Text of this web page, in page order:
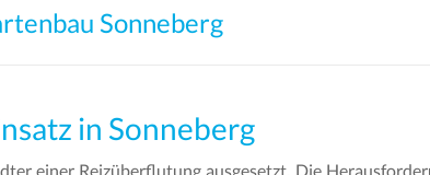
Sonneberg
in Sonneberg
einer Reizüberflutung ausgesetzt. Die